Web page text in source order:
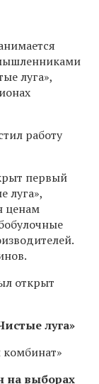
луга»,
работу
первый
луга»,
ценам
открыт
луга»
на выборах